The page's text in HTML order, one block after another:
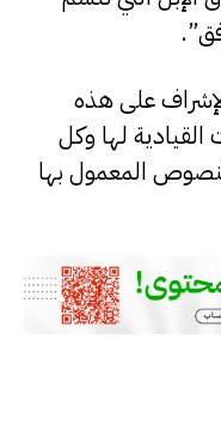
على هذه
القيادية لها وكل
المعمول بها